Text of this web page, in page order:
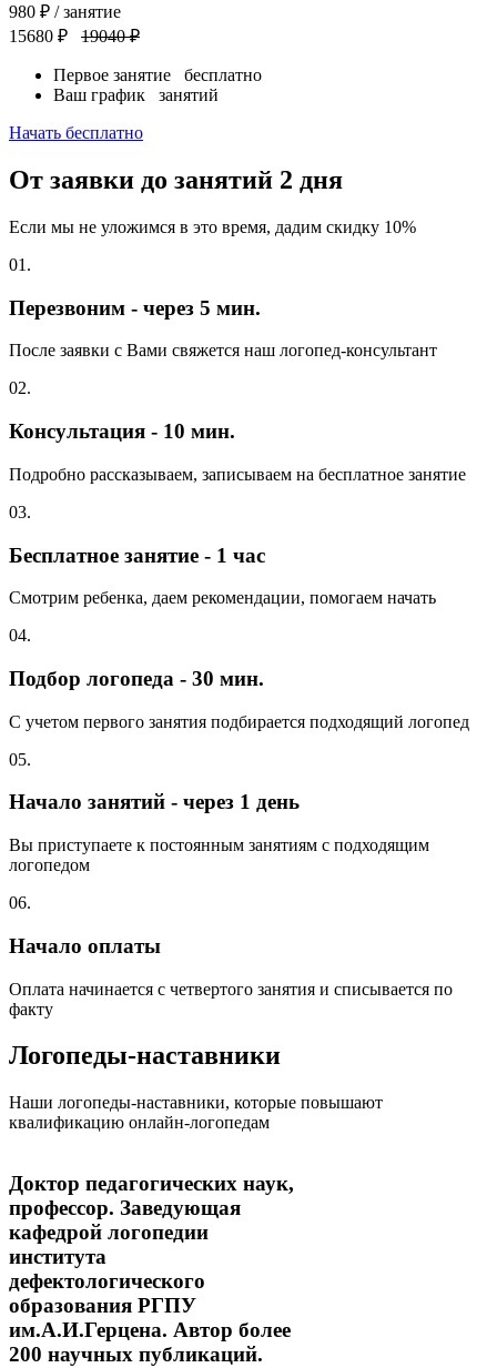
980 ₽ / занятие
15680 ₽
19040 ₽
Первое занятие бесплатно
Ваш график занятий
Начать бесплатно
От заявки до занятий 2 дня
Если мы не уложимся в это время, дадим скидку 10%
01.
Перезвоним - через 5 мин.
После заявки с Вами свяжется наш логопед-консультант
02.
Консультация - 10 мин.
Подробно рассказываем, записываем на бесплатное занятие
03.
Бесплатное занятие - 1 час
Смотрим ребенка, даем рекомендации, помогаем начать
04.
Подбор логопеда - 30 мин.
С учетом первого занятия подбирается подходящий логопед
05.
Начало занятий - через 1 день
Вы приступаете к постоянным занятиям с подходящим
логопедом
06.
Начало оплаты
Оплата начинается с четвертого занятия и списывается по
факту
Логопеды-наставники
Наши логопеды-наставники, которые повышают
квалификацию онлайн-логопедам
Доктор педагогических наук,
профессор. Заведующая
кафедрой логопедии
института
дефектологического
образования РГПУ
им.А.И.Герцена. Автор более
200 научных публикаций.